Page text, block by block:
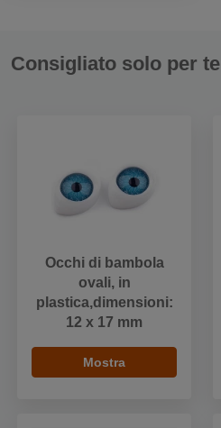
Consigliato solo per te
Occhi di bambola
ovali, in
plastica,dimensioni:
12 x 17 mm
Mostra